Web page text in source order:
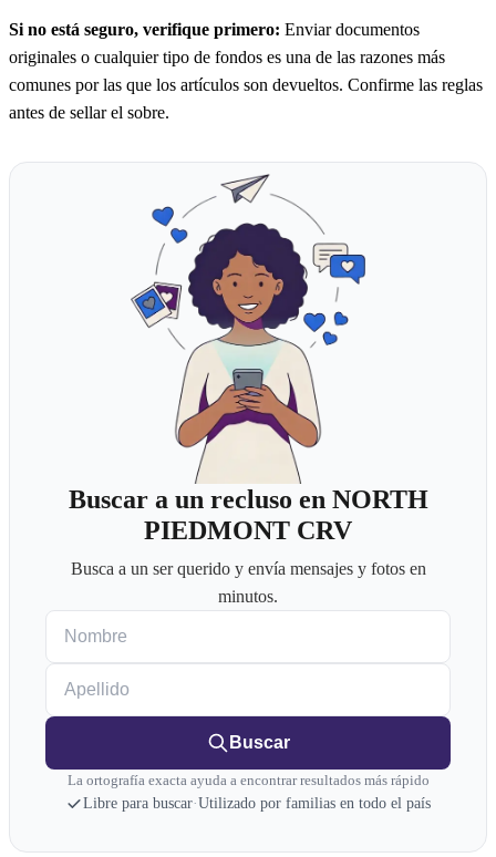
Si no está seguro, verifique primero: Enviar documentos
originales o cualquier tipo de fondos es una de las razones más
comunes por las que los artículos son devueltos. Confirme las reglas
antes de sellar el sobre.
Buscar a un recluso en NORTH
PIEDMONT CRV
Busca a un ser querido y envía mensajes y fotos en
minutos.
Buscar
La ortografía exacta ayuda a encontrar resultados más rápido
Libre para buscar·Utilizado por familias en todo el país